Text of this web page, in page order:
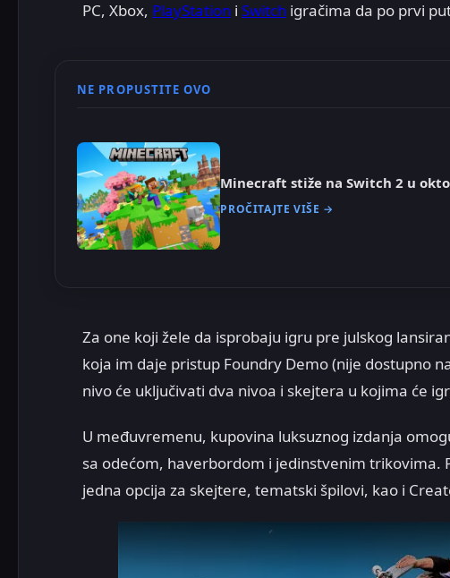
PC, Xbox, PlayStation i Switch igračima da po prvi
NE PROPUSTITE OVO
Minecraft stiže na Switch 2 u
PROČITAJTE VIŠE →
Za one koji žele da isprobaju igru pre julskog
koja im daje pristup Foundry Demo (nije dostupno
nivo će uključivati dva nivoa i skejtera u kojima će
U međuvremenu, kupovina luksuznog izdanja
sa odećom, haverbordom i jedinstvenim trikovima.
jedna opcija za skejtere, tematski špilovi, kao i